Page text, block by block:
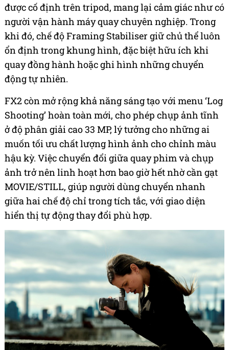
được cố định trên tripod, mang lại cảm giác như có
người vận hành máy quay chuyên nghiệp. Trong
khi đó, chế độ Framing Stabiliser giữ chủ thể luôn
ổn định trong khung hình, đặc biệt hữu ích khi
quay đồng hành hoặc ghi hình những chuyển
động tự nhiên.
FX2 còn mở rộng khả năng sáng tạo với menu ‘Log
Shooting’ hoàn toàn mới, cho phép chụp ảnh tĩnh
ở độ phân giải cao 33 MP, lý tưởng cho những ai
muốn tối ưu chất lượng hình ảnh cho chỉnh màu
hậu kỳ. Việc chuyển đổi giữa quay phim và chụp
ảnh trở nên linh hoạt hơn bao giờ hết nhờ cần gạt
MOVIE/STILL, giúp người dùng chuyển nhanh
giữa hai chế độ chỉ trong tích tắc, với giao diện
hiển thị tự động thay đổi phù hợp.